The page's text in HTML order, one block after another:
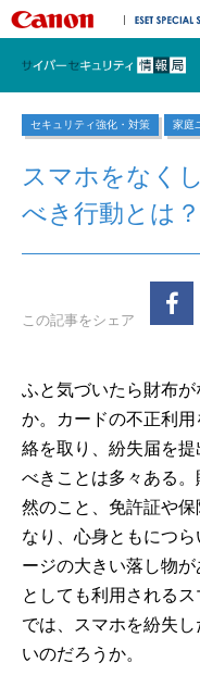
キヤノンマ
セキュリティ強化・対策 家庭
スマホをなく
べき行動とは？
この記事をシェア
ふと気づいたら財布
か。カードの不正利
絡を取り、紛失届を
べきことは多々ある
然のこと、免許証や
なり、心身ともにつ
ージの大きい落し物
としても利用される
では、スマホを紛失
いのだろうか。